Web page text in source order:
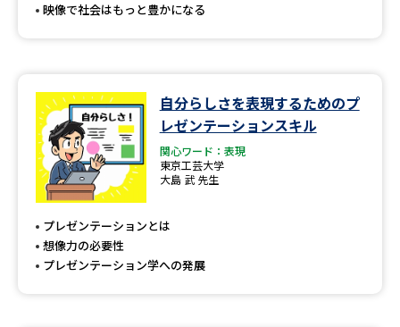
映像で社会はもっと豊かになる
自分らしさを表現するためのプ
レゼンテーションスキル
関心ワード：表現
東京工芸大学
大島 武 先生
プレゼンテーションとは
想像力の必要性
プレゼンテーション学への発展